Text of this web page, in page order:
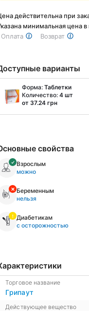
действительна при
минимальная цена
Оплата
Возврат
варианты
Форма:Таблетки
Количество:4 шт
от 37.24 грн
свойства
Взрослым
можно
Беременным
нельзя
Диабетикам
с осторожностью
Торговое название
Грипаут
Действующее вещество